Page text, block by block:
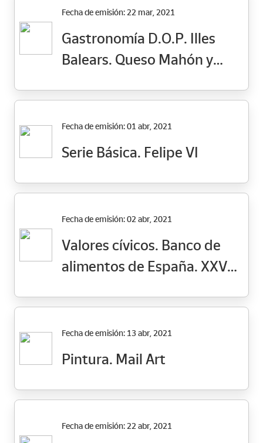
Fecha de emisión: 22 mar, 2021
Gastronomía D.O.P. Illes
Balears. Queso Mahón y
Fecha de emisión: 01 abr, 2021
Serie Básica. Felipe VI
Fecha de emisión: 02 abr, 2021
Valores cívicos. Banco de
alimentos de España. XXV
Fecha de emisión: 13 abr, 2021
Pintura. Mail Art
Fecha de emisión: 22 abr, 2021